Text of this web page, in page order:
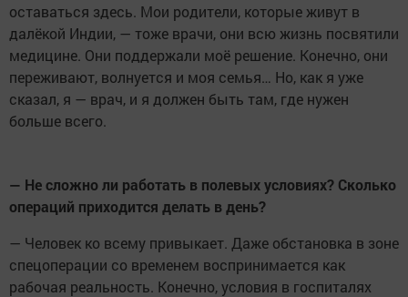
оставаться здесь. Мои родители, которые живут в
далёкой Индии, — тоже врачи, они всю жизнь посвятили
медицине. Они поддержали моё решение. Конечно, они
переживают, волнуется и моя семья… Но, как я уже
сказал, я — врач, и я должен быть там, где нужен
больше всего.
— Не сложно ли работать в полевых условиях? Сколько
операций приходится делать в день?
— Человек ко всему привыкает. Даже обстановка в зоне
спецоперации со временем воспринимается как
рабочая реальность. Конечно, условия в госпиталях